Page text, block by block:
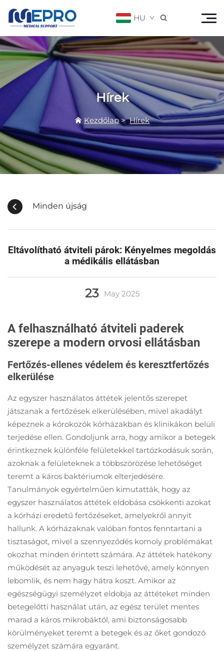
HU 
Hírek
Kezdőlap>Hírek
Minden új­ság
Eltávolítható átviteli párok: Kényelmes megoldás
a médikális ellátásban
23 May 2025
A felhasználható átviteli paderek
szerepe a modern orvosi ellátásban
Fertőzés-ellenes védelem és keresztfertőzés
elkerülése
Az egyszer használatos áttétek jelentős szerepet
játszanak a fertőzések elkerülésében, mivel akadályt
képeznek a kórokozók kórházakban és klinikákon belüli
terjedése ellen. Gondoljunk arra, hogy amikor a betegek
érintkeznek különféle felületekkel tartózkodásuk során,
azoknak a felületeknek a többszörözése lehetőséget
teremt a káros baktériumok elterjedésére.
Tanulmányok egyértelműen kimutatták, hogy az
egyszer használatos áttétek eldobása csökkenti azokat
a kórházi eredetű fertőzéseket, amelyekről annyit
hallunk. A kórházaknak valóban fontos fenntartani a
tisztaságot, mivel a szennyeződés komoly problémákat
okozhat minden érintett számára. Az áttétek hatékony
működését az anyaguk teszi lehetővé, amely könnyen
lebomlik, és nem hagy hátra koszt. Amikor az
egészségügyi személyzet eldobja az áttéteket minden
betegelőtti használat után, az egész terület mentes
marad a káros mikrobáktól, ami biztonságosabb
körülményeket teremt a betegek és az őket gondozó
személyzet számára egyaránt.